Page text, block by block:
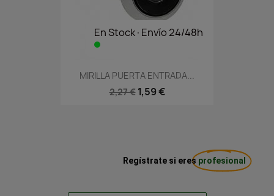
En Stock·Envío 24/48h
MIRILLA PUERTA ENTRADA...
2,27 € 1,59 €
Regístrate si eres profesional